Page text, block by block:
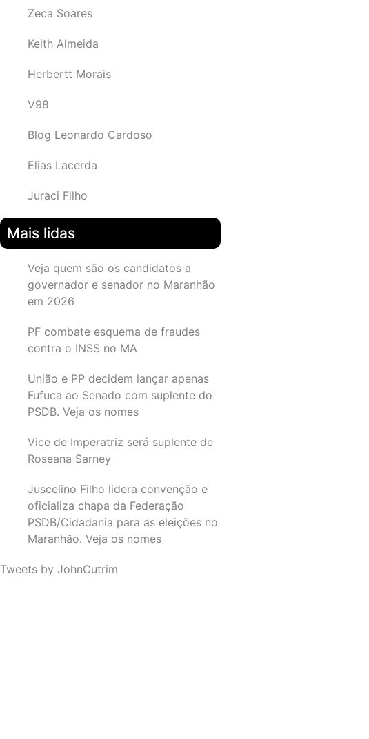
Zeca Soares
Keith Almeida
Herbertt Morais
V98
Blog Leonardo Cardoso
Elias Lacerda
Juraci Filho
Mais lidas
Veja quem são os candidatos a
governador e senador no Maranhão
em 2026
PF combate esquema de fraudes
contra o INSS no MA
União e PP decidem lançar apenas
Fufuca ao Senado com suplente do
PSDB. Veja os nomes
Vice de Imperatriz será suplente de
Roseana Sarney
Juscelino Filho lidera convenção e
oficializa chapa da Federação
PSDB/Cidadania para as eleições no
Maranhão. Veja os nomes
Tweets by JohnCutrim